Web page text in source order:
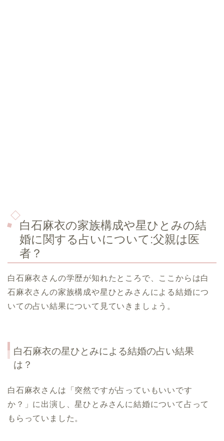
白石麻衣の家族構成や星ひとみの結
婚に関する占いについて:父親は医
者？
白石麻衣さんの学歴が知れたところで、ここからは白
石麻衣さんの家族構成や星ひとみさんによる結婚につ
いての占い結果について見ていきましょう。
白石麻衣の星ひとみによる結婚の占い結果
は？
白石麻衣さんは「突然ですが占っていもいいです
か？」に出演し、星ひとみさんに結婚について占って
もらっていました。